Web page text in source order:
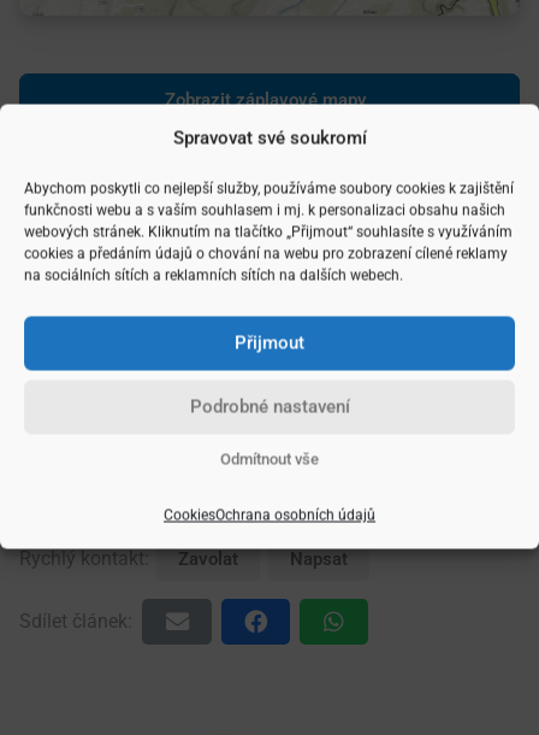
Spravovat své soukromí
Abychom poskytli co nejlepší služby, používáme soubory cookies k zajištění
funkčnosti webu a s vaším souhlasem i mj. k personalizaci obsahu našich
webových stránek. Kliknutím na tlačítko „Přijmout“ souhlasíte s využíváním
cookies a předáním údajů o chování na webu pro zobrazení cílené reklamy
na sociálních sítích a reklamních sítích na dalších webech.
Přijmout
Odmítnout vše
Podrobné nastavení
CookiesOchrana osobních údajů
Zobrazit záplavové mapy
Dlouhodobé výdaje a prevence
nepříjemných překvapení
Před podepsáním smlouvy proto zvažte nejen nižší
pořizovací cenu, ale idlouhodobé výdajespojené s
tak nepříjemným překvapením a zajistíte, že vaše investice
bude co nejbezpečnější.
Rychlý kontakt: Zavolat Napsat
Sdílet článek: